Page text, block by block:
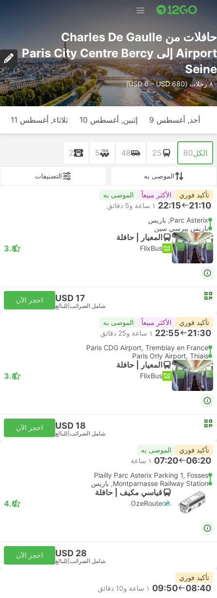
حافلات من Charles De Gaulle
Airport إلى Paris City Centre Bercy
Seine
٨٠ رحلات (USD 6 – USD 680)
أحد, أغسطس 9 إثنين, أغسطس 10 ثلاثاء, أغسطس 11
الكل80
25
48
5
2
الموصى به التصنيفات
تأكيد فوري الأكثر مبيعاً الموصى به
21:10
22:15 ١ ساعة و‫5 دقائق
Parc Asterix, باريس
باريس بيرسي سين
المعيار | حافلة
FlixBus
3.8
USD 17
شامل الضرائب للبالغ
احجز الآن
تأكيد فوري الأكثر مبيعاً الموصى به
21:30
22:55 ١ ساعة و‫25 دقائق
Paris CDG Airport, Tremblay en France
Paris Orly Airport, Thiais
المعيار | حافلة
FlixBus
3.8
USD 18
شامل الضرائب للبالغ
احجز الآن
تأكيد فوري الموصى به
06:20
07:20 ١ ساعة
Plailly Parc Asterix Parking 1, Fosses
Montparnasse Railway Station, باريس
قياسي مكيف | حافلة
OzeRoute
4.0
USD 28
شامل الضرائب للبالغ
احجز الآن
تأكيد فوري
08:40
09:50 ١ ساعة و‫10 دقائق